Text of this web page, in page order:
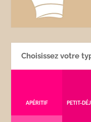
Choisissez votre
APÉRITIF PETIT-